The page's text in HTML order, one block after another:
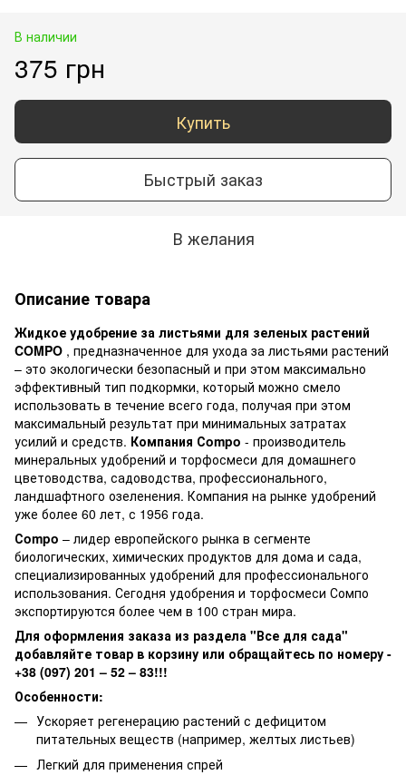
В наличии
375 грн
Купить
Быстрый заказ
В желания
Описание товара
Жидкое удобрение за листьями для зеленых растений
COMPO , предназначенное для ухода за листьями растений
– это экологически безопасный и при этом максимально
эффективный тип подкормки, который можно смело
использовать в течение всего года, получая при этом
максимальный результат при минимальных затратах
усилий и средств. Компания Сompo - производитель
минеральных удобрений и торфосмеси для домашнего
цветоводства, садоводства, профессионального,
ландшафтного озеленения. Компания на рынке удобрений
уже более 60 лет, с 1956 года.
Сompo – лидер европейского рынка в сегменте
биологических, химических продуктов для дома и сада,
специализированных удобрений для профессионального
использования. Сегодня удобрения и торфосмеси Сомпо
экспортируются более чем в 100 стран мира.
Для оформления заказа из раздела "Все для сада"
добавляйте товар в корзину или обращайтесь по номеру -
+38 (097) 201 – 52 – 83!!!
Особенности:
Ускоряет регенерацию растений с дефицитом
питательных веществ (например, желтых листьев)
Легкий для применения спрей